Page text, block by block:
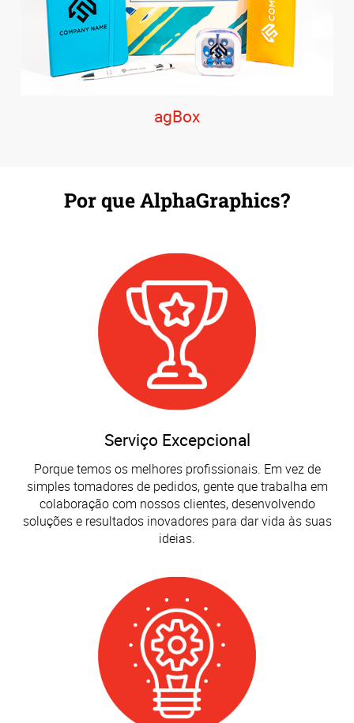
agBox
Por que AlphaGraphics?
Serviço Excepcional
Porque temos os melhores profissionais. Em vez de
simples tomadores de pedidos, gente que trabalha em
colaboração com nossos clientes, desenvolvendo
soluções e resultados inovadores para dar vida às suas
ideias.